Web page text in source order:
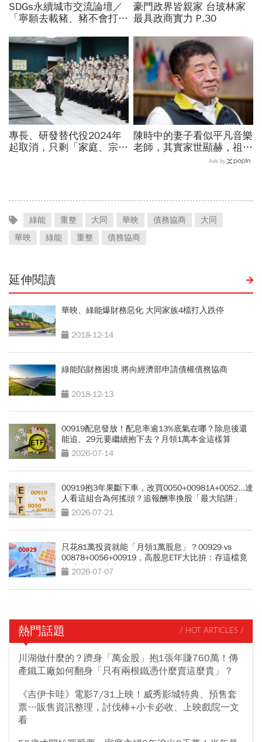
SDGs永續城市交流論壇／
「寧願去載豬、豬不會打
桃園市4大倡議，重構公共
運輸DNA
豪門政界皆親家 台玻林家
最具政商實力 P.30
專長、研發替代役2024年
起取消，只剩「家庭、宗
陳時中的妻子看似平凡音樂
老師，其實家世顯赫，祖父
創辦高醫！大學同學揭底
Ads by
綠能 重整 大同 華映 債務協商
大同
華映
綠能 重整 債務協商
延伸閱讀
華映、綠能爆財務惡化 大同家族4檔打入跌停
2018-12-14
綠能陷財務困境 將向經濟部申請債權債務協商
2018-12-13
00919配息發放！配息率逾13%底氣在哪？除息後還
能追、29元要繼續抱下去？月領1萬本金這樣算
2026-07-14
00919抱3年果斷下車，改買0050+00981A+0052...達
人看這組合為何搖頭？追報酬率換股「最大陷阱」
2026-07-21
只花81萬投資就能「月領1萬股息」？00929 vs
00878+0056+00919，高股息ETF大比拚：存這檔竟
能「少花30萬本金」
2026-07-07
熱門話題 / HOT ARTICLES /
川湖做什麼的？躋身「萬金股」抱1張年賺760萬！傳
產鐵工廠如何翻身「只有兩根鐵憑什麼賣這麼貴」？
《吉伊卡哇》電影7/31上映！威秀影城特典、預售套
票…販售資訊整理，討伐棒+小卡必收、上映戲院一文
看